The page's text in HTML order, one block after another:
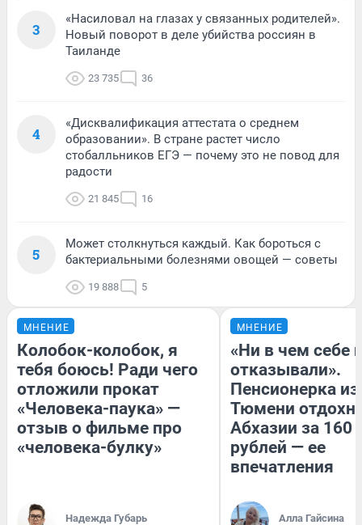
3
«Насиловал на глазах у связанных родителей».
Новый поворот в деле убийства россиян в
Таиланде
23 735 36
4
«Дисквалификация аттестата о среднем
образовании». В стране растет число
стобалльников ЕГЭ — почему это не повод для
радости
21 845 16
5
Может столкнуться каждый. Как бороться с
бактериальными болезнями овощей — советы
19 888 5
МНЕНИЕ
Колобок-колобок, я
тебя боюсь! Ради чего
отложили прокат
«Человека-паука» —
отзыв о фильме про
«человека-булку»
Надежда Губарь
МНЕНИЕ
«Ни в чем себе
отказывали».
Пенсионерка из
Тюмени
Абхазии за 160
рублей — ее
впечатления
Алла Гайсина